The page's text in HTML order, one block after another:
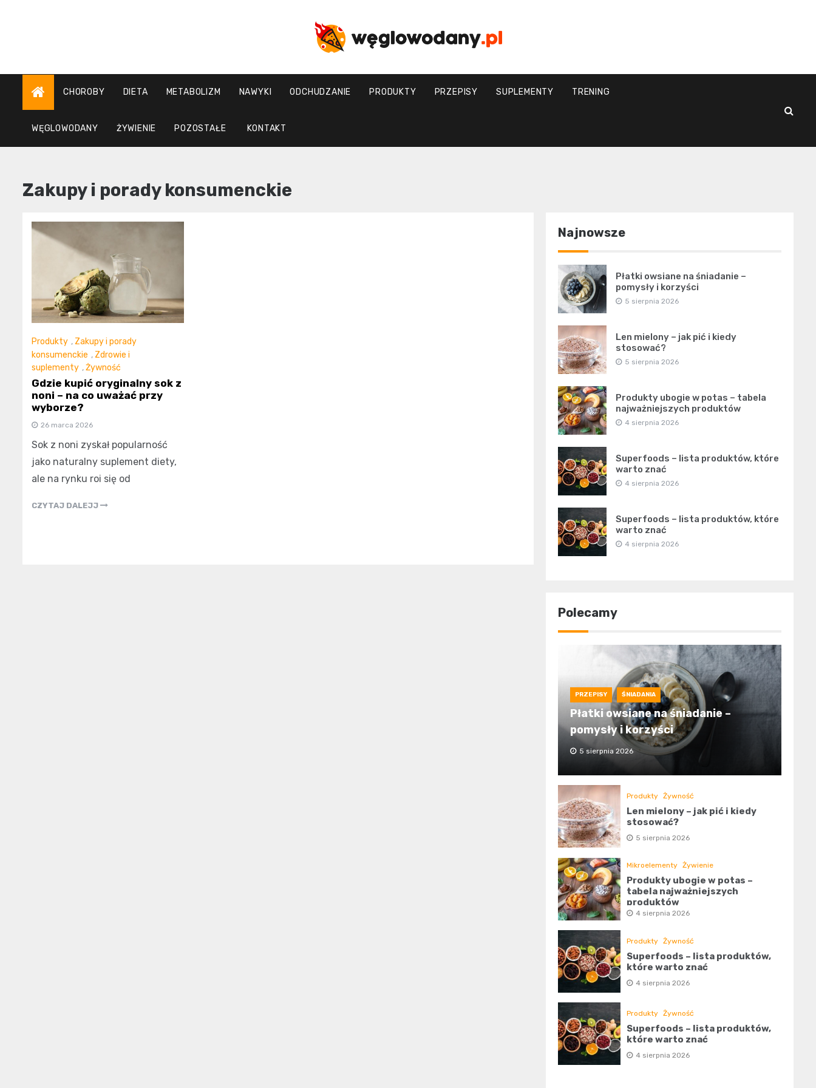
weglowodany.pl
CHOROBY DIETA METABOLIZM NAWYKI ODCHUDZANIE PRODUKTY PRZEPISY SUPLEMENTY TRENING
WĘGLOWODANY ŻYWIENIE POZOSTAŁE KONTAKT
Zakupy i porady konsumenckie
Produkty , Zakupy i porady
konsumenckie , Zdrowie i
suplementy ,Żywność
Gdzie kupić oryginalny sok z
noni – na co uważać przy
wyborze?
26 marca 2026
Sok z noni zyskał popularność
jako naturalny suplement diety,
ale na rynku roi się od
CZYTAJ DALEJJ
Najnowsze
Płatki owsiane na śniadanie –
pomysły i korzyści
5 sierpnia 2026
Len mielony – jak pić i kiedy
stosować?
5 sierpnia 2026
Produkty ubogie w potas – tabela
najważniejszych produktów
4 sierpnia 2026
Superfoods – lista produktów, które
warto znać
4 sierpnia 2026
Superfoods – lista produktów, które
warto znać
4 sierpnia 2026
Polecamy
PRZEPISY ŚNIADANIA
Płatki owsiane na śniadanie –
pomysły i korzyści
5 sierpnia 2026
Produkty Żywność
Len mielony – jak pić i kiedy
stosować?
5 sierpnia 2026
Mikroelementy Żywienie
Produkty ubogie w potas –
tabela najważniejszych
produktów
4 sierpnia 2026
Produkty Żywność
Superfoods – lista produktów,
które warto znać
4 sierpnia 2026
Produkty Żywność
Superfoods – lista produktów,
które warto znać
4 sierpnia 2026